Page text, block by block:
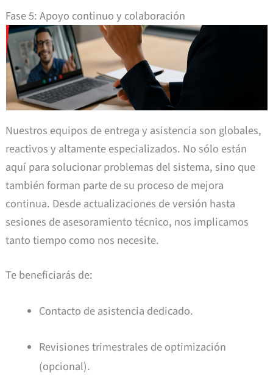
Fase 5: Apoyo continuo y colaboración
Nuestros equipos de entrega y asistencia son globales,
reactivos y altamente especializados. No sólo están
aquí para solucionar problemas del sistema, sino que
también forman parte de su proceso de mejora
continua. Desde actualizaciones de versión hasta
sesiones de asesoramiento técnico, nos implicamos
tanto tiempo como nos necesite.
Te beneficiarás de:
Contacto de asistencia dedicado.
Revisiones trimestrales de optimización
(opcional).